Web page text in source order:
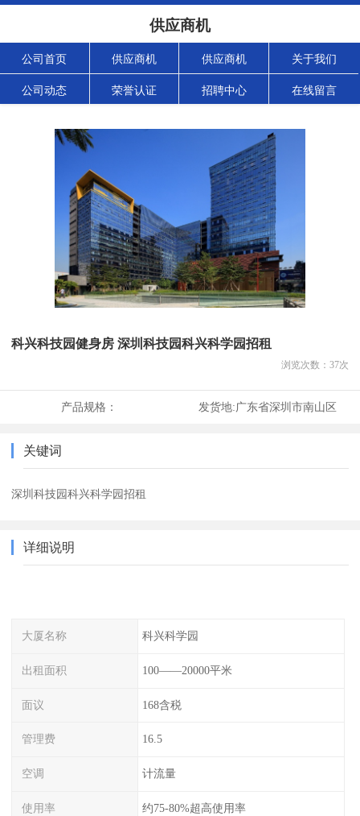
供应商机
公司首页 供应商机 供应商机 关于我们
公司动态 荣誉认证 招聘中心 在线留言
科兴科技园健身房 深圳科技园科兴科学园招租
浏览次数： 37次
产品规格： 发货地:广东省深圳市南山区
关键词
深圳科技园科兴科学园招租
详细说明
大厦名称 科兴科学园
出租面积 100——20000平米
面议 168含税
管理费 16.5
空调 计流量
使用率 约75-80%超高使用率